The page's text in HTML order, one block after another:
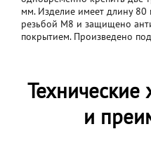
мм. Изделие имеет длину
резьбой M8 и защищено
покрытием. Произведено
Технические
и